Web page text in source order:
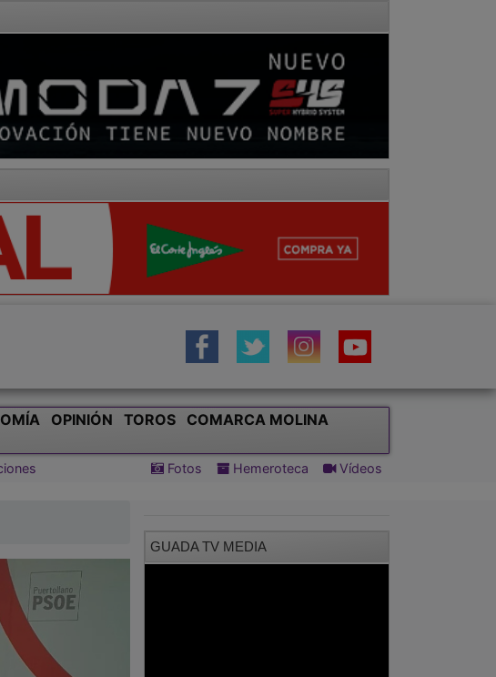
OPINIÓN TOROS
COMARCA MOLINA
Fotos Hemeroteca Vídeos
GUADA TV MEDIA